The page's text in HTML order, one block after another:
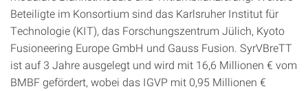
Beteiligte im Konsortium sind das Karlsruher Institut für
Technologie (KIT), das Forschungszentrum Jülich, Kyoto
Fusioneering Europe GmbH und Gauss Fusion. SyrVBreTT
ist auf 3 Jahre ausgelegt und wird mit 16,6 Millionen € vom
BMBF gefördert, wobei das IGVP mit 0,95 Millionen €